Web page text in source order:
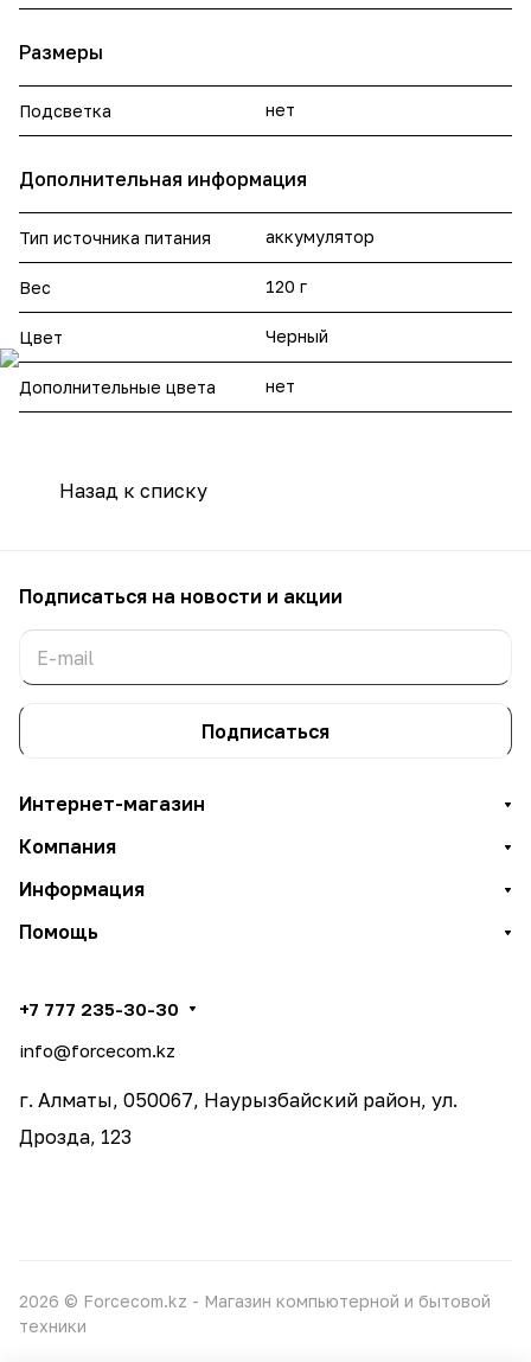
Размеры
Подсветка нет
Дополнительная информация
Тип источника питания аккумулятор
Вес 120 г
Цвет Черный
Дополнительные цвета нет
Назад к списку
Подписаться на новости и акции
Подписаться
Интернет-магазин
Компания
Информация
Помощь
+7 777 235-30-30
info@forcecom.kz
г. Алматы, 050067, Наурызбайский район, ул.
Дрозда, 123
2026 © Forcecom.kz - Магазин компьютерной и бытовой
техники